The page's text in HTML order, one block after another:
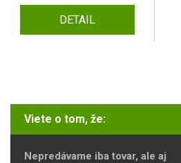
DETAIL
Viete o tom, že:
Nepredávame iba tovar, ale aj